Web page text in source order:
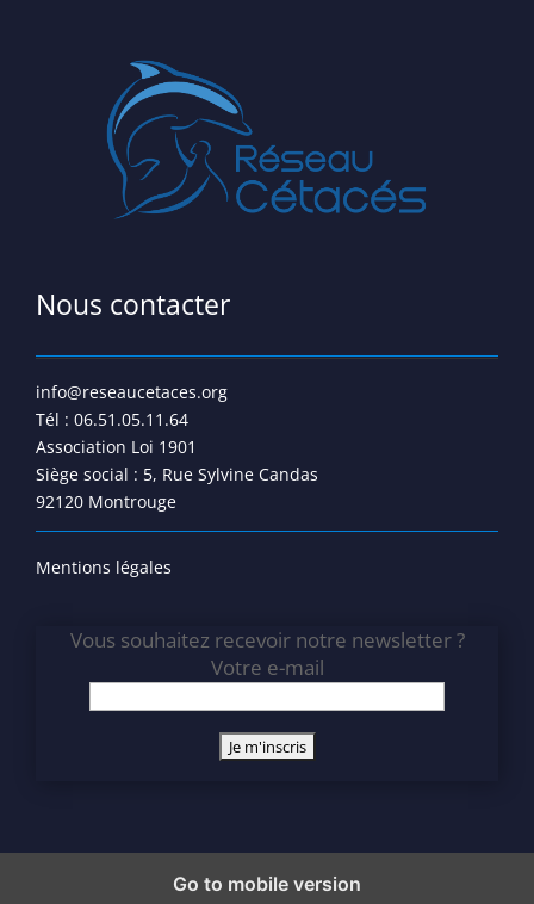
Nous contacter
info@reseaucetaces.org
Tél : 06.51.05.11.64
Association Loi 1901
Siège social : 5, Rue Sylvine Candas
92120 Montrouge
Mentions légales
Vous souhaitez recevoir notre newsletter ?
Votre e-mail
Go to mobile version